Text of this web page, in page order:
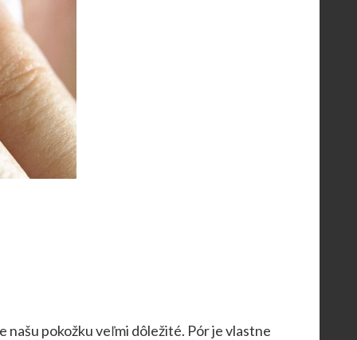
našu pokožku veľmi dôležité. Pór je vlastne